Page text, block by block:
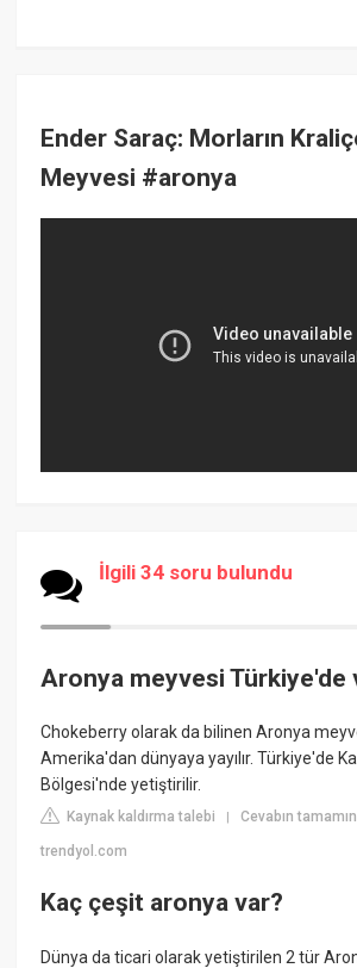
Ender Saraç: Morların
Meyvesi #aronya
İlgili 34 soru bulundu
Aronya meyvesi Türkiye'de
Chokeberry olarak da bilinen Aronya
Amerika'dan dünyaya yayılır. Türkiye'de
Bölgesi'nde yetiştirilir.
Kaynak kaldırma talebi |Cevabın
trendyol.com
Kaç çeşit aronya var?
Dünya da ticari olarak yetiştirilen 2 tür